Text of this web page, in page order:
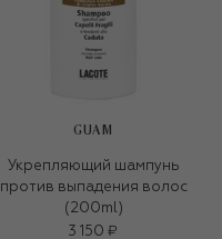
GUAM
Укрепляющий шампунь
против выпадения волос
(200ml)
3 150 ₽